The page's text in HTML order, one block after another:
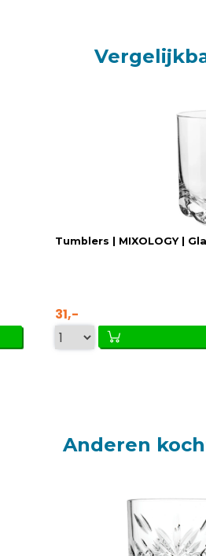
Tumblers | MIXOLOGY |
31,-
Anderen